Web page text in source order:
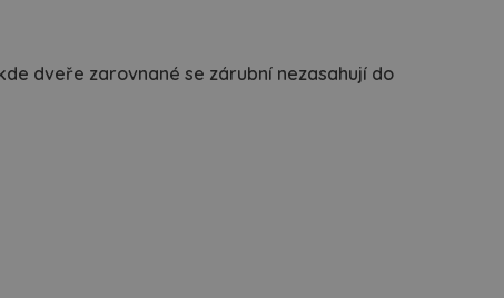
dveře zarovnané se zárubní nezasahují do